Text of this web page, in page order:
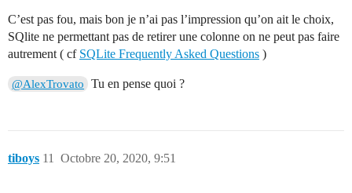
C’est pas fou, mais bon je n’ai pas l’impression qu’on ait le choix,
SQlite ne permettant pas de retirer une colonne on ne peut pas faire
autrement ( cf SQLite Frequently Asked Questions )
@AlexTrovato Tu en pense quoi ?
tiboys Octobre 20, 2020, 9:51
11